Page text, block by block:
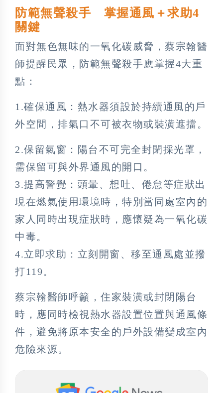
防範無聲殺手 掌握通風＋求助4
關鍵
面對無色無味的一氧化碳威脅，蔡宗翰醫
師提醒民眾，防範無聲殺手應掌握4大重
點：
1.確保通風：熱水器須設於持續通風的戶
外空間，排氣口不可被衣物或裝潢遮擋。
2.保留氣窗：陽台不可完全封閉採光罩，
需保留可與外界通風的開口。
3.提高警覺：頭暈、想吐、倦怠等症狀出
現在燃氣使用環境時，特別當同處室內的
家人同時出現症狀時，應懷疑為一氧化碳
中毒。
4.立即求助：立刻開窗、移至通風處並撥
打119。
蔡宗翰醫師呼籲，住家裝潢或封閉陽台
時，應同時檢視熱水器設置位置與通風條
件，避免將原本安全的戶外設備變成室內
危險來源。